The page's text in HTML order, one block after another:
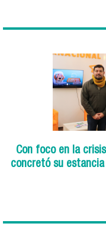
Con foco en la
concretó su estancia